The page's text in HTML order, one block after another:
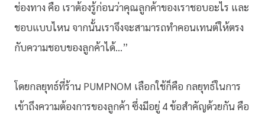
ช่องทาง คือ เราต้องรู้ก่อนว่าคุณลูกค้าของเราชอบอะไร และ
ชอบแบบไหน จากนั้นเราจึงจะสามารถทำคอนเทนต์ให้ตรง
กับความชอบของลูกค้าได้…”
โดยกลยุทธ์ที่ร้าน PUMPNOM เลือกใช้ก็คือ กลยุทธ์ในการ
เข้าถึงความต้องการของลูกค้า ซึ่งมีอยู่ 4 ข้อสำคัญด้วยกัน คือ